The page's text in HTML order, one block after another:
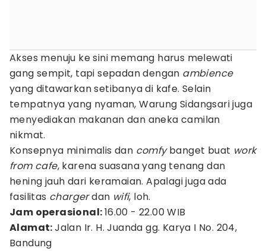
Akses menuju ke sini memang harus melewati
gang sempit, tapi sepadan dengan ambience
yang ditawarkan setibanya di kafe. Selain
tempatnya yang nyaman, Warung Sidangsari juga
menyediakan makanan dan aneka camilan
nikmat.
Konsepnya minimalis dan comfybanget buat work
from cafe, karena suasana yang tenang dan
hening jauh dari keramaian. Apalagi juga ada
fasilitas chargerdan wifi, loh.
Jam operasional:16.00 - 22.00 WIB
Alamat:Jalan Ir. H. Juanda gg. Karya I No. 204,
Bandung